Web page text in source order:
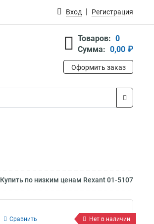
Вход Регистрация
Товаров: 0
Сумма: 0,00 ₽
Оформить заказ
Купить по низким ценам Rexant 01-5107
Сравнить
Нет в наличии